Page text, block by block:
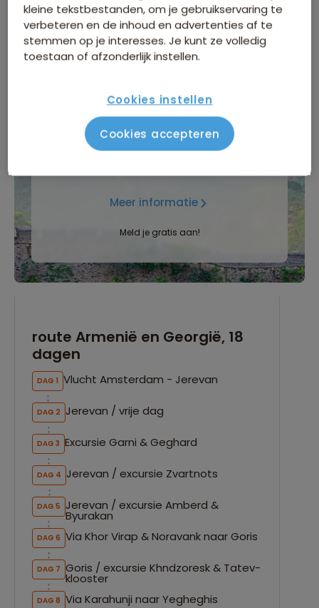
Maximaal 20 personen
INFORMATIEDAG
Zaterdag 5 september
, Natlab in
Meer informatie
Meld je gratis aan!
route Armenië en Georgië, 18
dagen
DAG 1 Vlucht Amsterdam - Jerevan
DAG 2 Jerevan / vrije dag
DAG 3 Excursie Garni & Geghard
DAG 4 Jerevan / excursie Zvartnots
DAG 5 Jerevan / excursie Amberd &
Byurakan
DAG 6 Via Khor Virap & Noravank naar Goris
DAG 7 Goris / excursie Khndzoresk & Tatev-
klooster
DAG 8 Via Karahunji naar Yegheghis
kleine tekstbestanden, om je gebruikservaring te
verbeteren en de inhoud en advertenties af te
stemmen op je interesses. Je kunt ze volledig
toestaan of afzonderlijk instellen.
Cookies instellen
Cookies accepteren